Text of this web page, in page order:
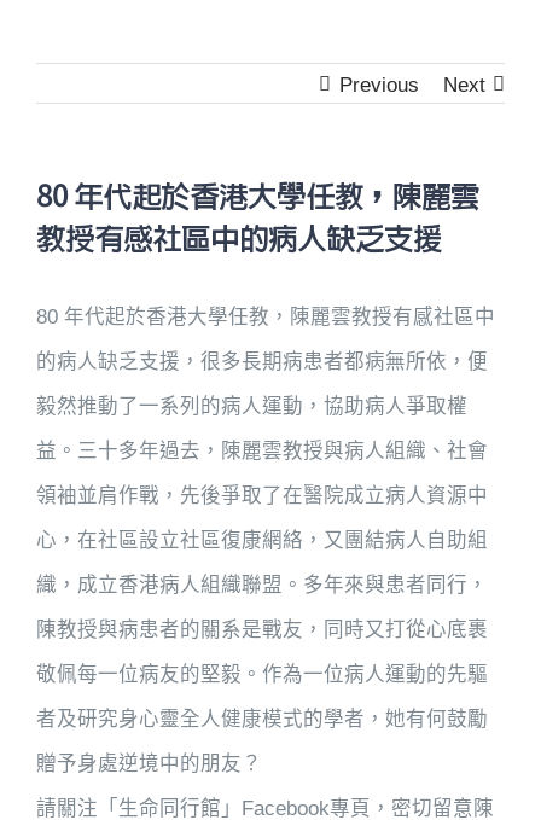
Previous Next
80 年代起於香港大學任教，陳麗雲
教授有感社區中的病人缺乏支援
80 年代起於香港大學任教，陳麗雲教授有感社區中
的病人缺乏支援，很多長期病患者都病無所依，便
毅然推動了一系列的病人運動，協助病人爭取權
益。三十多年過去，陳麗雲教授與病人組織、社會
領袖並肩作戰，先後爭取了在醫院成立病人資源中
心，在社區設立社區復康網絡，又團結病人自助組
織，成立香港病人組織聯盟。多年來與患者同行，
陳教授與病患者的關系是戰友，同時又打從心底裹
敬佩每一位病友的堅毅。作為一位病人運動的先驅
者及研究身心靈全人健康模式的學者，她有何鼓勵
贈予身處逆境中的朋友？
請關注「生命同行館」Facebook專頁，密切留意陳